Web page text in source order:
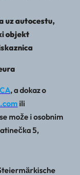
uz autocestu,
objekt
, a dokaz o
ili
može i osobnim
5,